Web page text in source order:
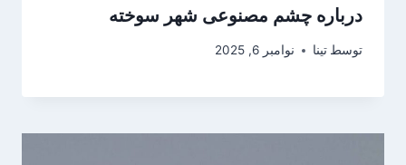
درباره چشم مصنوعی شهر سوخته
توسط تینا نوامبر 6, 2025